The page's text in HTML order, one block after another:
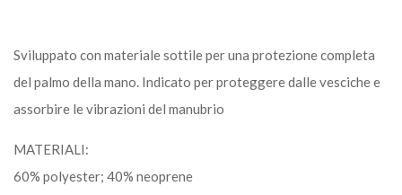
Sviluppato con materiale sottile per una protezione completa
del palmo della mano. Indicato per proteggere dalle vesciche e
assorbire le vibrazioni del manubrio
MATERIALI:
60% polyester; 40% neoprene